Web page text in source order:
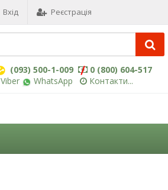
Вхід Реєстрація
(093) 500-1-009
0 (800) 604-517
Viber WhatsApp Контакти...